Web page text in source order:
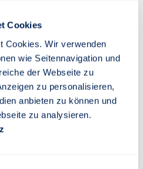
Cookies
Cookies. Wir verwenden
wie Seitennavigation und
der Webseite zu
zu personalisieren,
anbieten zu können und
zu analysieren.